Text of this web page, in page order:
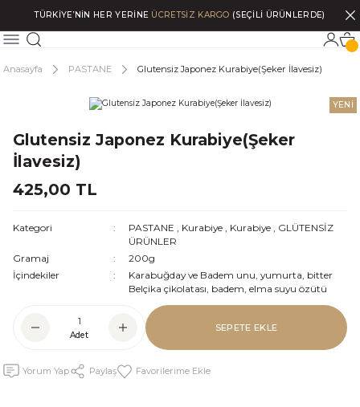
TÜRKİYE’NİN HER YERİNE ÜCRETSİZ KARGO (SEÇİLİ ÜRÜNLERDE)
Anasayfa PASTANE Glutensiz Japonez Kurabiye(Şeker İlavesiz)
YENİ
Glutensiz Japonez Kurabiye(Şeker
İlavesiz)
425,00 TL
Kategori PASTANE , Kurabiye , Kurabiye , GLÜTENSİZ
ÜRÜNLER
Gramaj
200g
İçindekiler
Karabuğday ve Badem unu, yumurta, bitter
Belçika çikolatası, badem, elma suyu özütü
Adet
SEPETE EKLE
Yorum Yap Paylaş